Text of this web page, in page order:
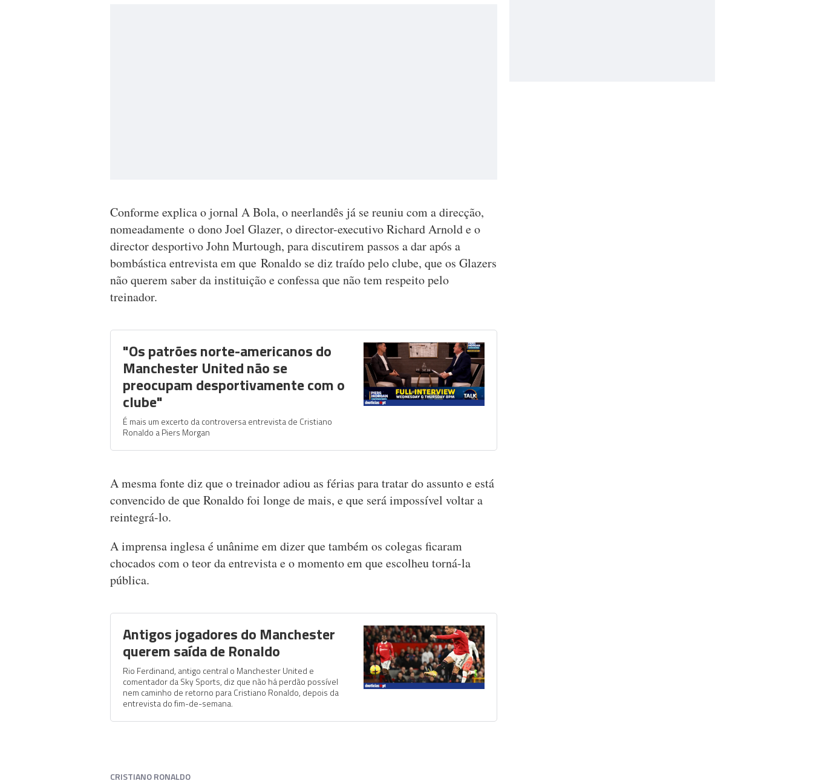
Conforme explica o jornal A Bola, o neerlandês já se reuniu com a direcção,
nomeadamente o dono Joel Glazer, o director-executivo Richard Arnold e o
director desportivo John Murtough, para discutirem passos a dar após a
bombástica entrevista em que Ronaldo se diz traído pelo clube, que os Glazers
não querem saber da instituição e confessa que não tem respeito pelo
treinador.
"Os patrões norte-americanos do
Manchester United não se
preocupam desportivamente com o
clube"
É mais um excerto da controversa entrevista de Cristiano
Ronaldo a Piers Morgan
A mesma fonte diz que o treinador adiou as férias para tratar do assunto e está
convencido de que Ronaldo foi longe de mais, e que será impossível voltar a
reintegrá-lo.
A imprensa inglesa é unânime em dizer que também os colegas ficaram
chocados com o teor da entrevista e o momento em que escolheu torná-la
pública.
Antigos jogadores do Manchester
querem saída de Ronaldo
Rio Ferdinand, antigo central o Manchester United e
comentador da Sky Sports, diz que não há perdão possível
nem caminho de retorno para Cristiano Ronaldo, depois da
entrevista do fim-de-semana.
CRISTIANO RONALDO